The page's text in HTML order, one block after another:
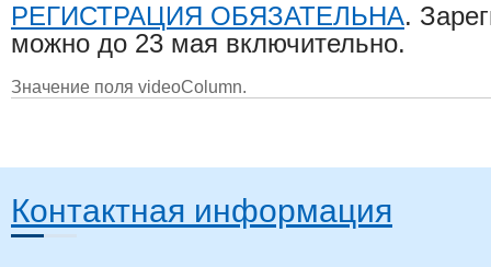
РЕГИСТРАЦИЯ ОБЯЗАТЕЛЬНА.
можно до 23 мая включительно.
Значение поля videoColumn.
Контактная информация